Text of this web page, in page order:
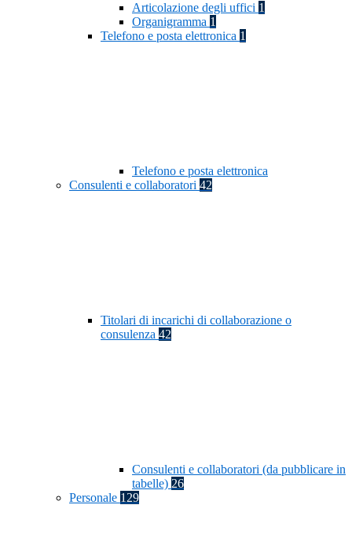
Articolazione degli uffici 1
Organigramma 1
Telefono e posta elettronica 1
Telefono e posta elettronica
Consulenti e collaboratori 42
Titolari di incarichi di collaborazione o
consulenza 42
Consulenti e collaboratori (da pubblicare in
tabelle) 26
Personale 129